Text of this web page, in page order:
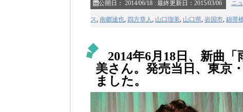
公開日： 2014/06/18 : 最終更新日：2015/03/06 ニ
ス, 南郷達也, 四方章人, 山口瑠美, 山口県, 岩国市, 錦帯
2014年6月18日、新曲「
美さん。発売当日、東京
ました。